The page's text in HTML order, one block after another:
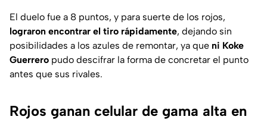
El duelo fue a 8 puntos, y para suerte de los rojos,
lograron encontrar el tiro rápidamente, dejando sin
posibilidades a los azules de remontar, ya que ni Koke
Guerrero pudo descifrar la forma de concretar el punto
antes que sus rivales.
Rojos ganan celular de gama alta en